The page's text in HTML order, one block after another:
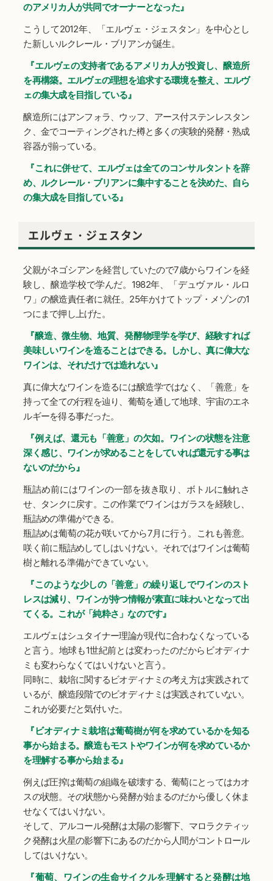
のアメリカ人が共同でオーナーとなった』
こうして2012年、「エルヴェ・ジェスタン」を中心とし
た新しいルクレール・ブリアンが誕生。
『エルヴェの支持者であるアメリカ人が投資し、醸造所
を再構築。エルヴェの理想を追求する環境を整え、エルヴ
ェの集大成を目指している』
醸造所にはアンフォラ、ウッフ、アース付ステンレスタン
ク、金でコーティングされた樽と多くの実験的発酵・熟成
容器が揃っている。
『これに併せて、エルヴェは全てのコンサルタントを辞
め、ルクレール・ブリアンに集中することを決めた、自ら
の集大成を目指している』
エルヴェ・ジェスタン
父親がネゴシアンを経営していたので7歳からワインを経
験し、醸造学校で学んだ。1982年、「デュヴァル・ルロ
ワ」の醸造責任者に就任。25年かけてトップ・メゾンの1
つにまで押し上げた。
『醸造、微生物、地質、発酵物理学を学び、経験すれば
美味しいワインを造ることはできる。しかし、真に偉大な
ワインは、それだけでは造れない』
真に偉大なワインを造るには醸造学ではなく、「善意」を
持って全ての行程を辿り、葡萄を通して地球、宇宙のエネ
ルギーを得る事だった。
『例えば、還元も「善意」の欠如。ワインの状態を注意
深く感じ、ワインが求めることをしていれば還元する事は
ないのだから』
瓶詰め前にはワインの一部を抜き取り、ボトルに触れさ
せ、タンクに戻す。この作業でワインはガラスを経験し、
瓶詰めの準備ができる。
瓶詰めは葡萄の花が咲いてから7月に行う。これも善意。
咲く前に瓶詰めしてしはいけない。それではワインは葡萄
樹と離れる準備ができていない。
『このような少しの「善意」の繰り返しでワインのスト
レスは減り、ワインが持つ情報が素直に味わいとなって出
てくる。これが「純粋さ」なのです』
エルヴェはシュタイナー理論が現代に合わなくなっている
と言う。地球も1世紀前とは変わったのだからビオディナ
ミも変わらなくてはいけないと言う。
同時に、栽培に関するビオディナミの考え方は実践されて
いるが、醸造段階でのビオディナミは実践されていない。
これが必要だと気付いた。
『ビオディナミ栽培は葡萄樹が何を求めているかを知る
事から始まる。醸造もモストやワインが何を求めているか
を理解する事から始まる』
例えば圧搾は葡萄の組織を破壊する、葡萄にとってはカオ
スの状態。その状態から発酵が始まるのだから優しく休ま
せなくてはいけない。
そして、アルコール発酵は太陽の影響下、マロラクティッ
ク発酵は火星の影響下にあるのだから人間がコントロール
してはいけない。
『葡萄、ワインの生命サイクルを理解すると発酵は地